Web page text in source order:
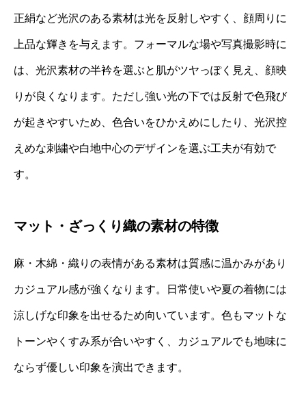
正絹など光沢のある素材は光を反射しやすく、顔周りに
上品な輝きを与えます。フォーマルな場や写真撮影時に
は、光沢素材の半衿を選ぶと肌がツヤっぽく見え、顔映
りが良くなります。ただし強い光の下では反射で色飛び
が起きやすいため、色合いをひかえめにしたり、光沢控
えめな刺繍や白地中心のデザインを選ぶ工夫が有効で
す。
マット・ざっくり織の素材の特徴
麻・木綿・織りの表情がある素材は質感に温かみがあり
カジュアル感が強くなります。日常使いや夏の着物には
涼しげな印象を出せるため向いています。色もマットな
トーンやくすみ系が合いやすく、カジュアルでも地味に
ならず優しい印象を演出できます。